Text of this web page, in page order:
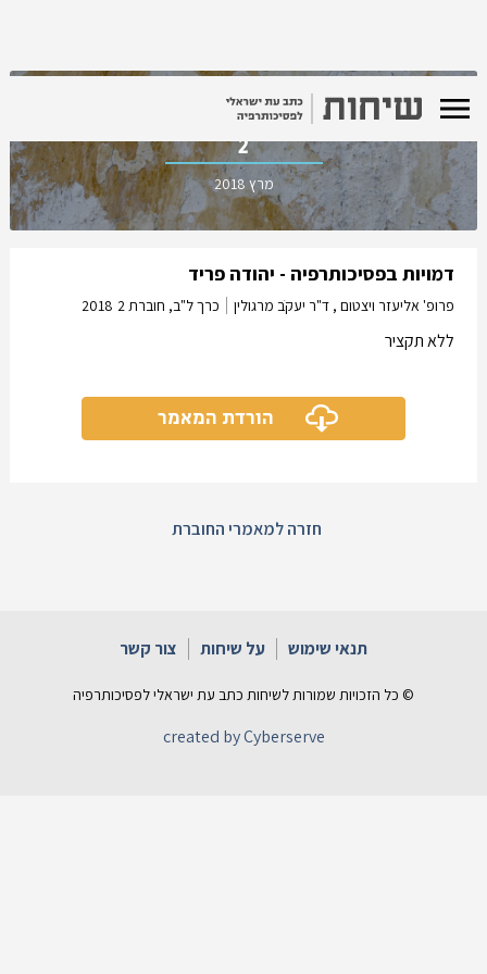
כרך ל"ב, חוברת
2
מרץ 2018
דמויות בפסיכותרפיה - יהודה פריד
פרופ' אליעזר ויצטום , ד"ר יעקֹב מרגולין כרך ל"ב, חוברת 2 2018
ללא תקציר
הורדת המאמר
חזרה למאמרי החוברת
תנאי שימוש על שיחות צור קשר
© כל הזכויות שמורות לשיחות כתב עת ישראלי לפסיכותרפיה
created by Cyberserve